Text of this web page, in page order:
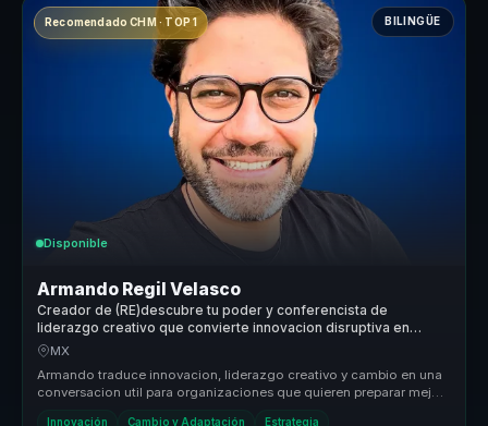
Recomendado CHM · TOP 1 BILINGÜE
Disponible
Armando Regil Velasco
Creador de (RE)descubre tu poder y conferencista de
liderazgo creativo que convierte innovacion disruptiva en
accion para organizaciones y equipos.
MX
Armando traduce innovacion, liderazgo creativo y cambio en una
conversacion util para organizaciones que quieren preparar mejor
Innovación Cambio y Adaptación Estrategia